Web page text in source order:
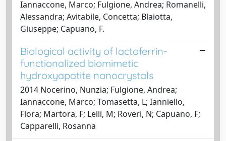
Iannaccone, Marco; Fulgione, Andrea; Romanelli,
Alessandra; Avitabile, Concetta; Blaiotta,
Giuseppe; Capuano, F.
Biological activity of lactoferrin-
functionalized biomimetic
hydroxyapatite nanocrystals
2014 Nocerino, Nunzia; Fulgione, Andrea;
Iannaccone, Marco; Tomasetta, L; Ianniello,
Flora; Martora, F; Lelli, M; Roveri, N; Capuano, F;
Capparelli, Rosanna